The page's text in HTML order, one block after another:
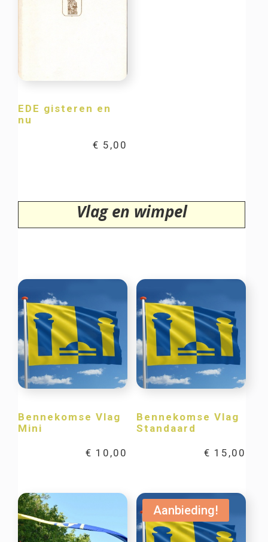
EDE gisteren en
nu
€ 5,00
Vlag en wimpel
Bennekomse Vlag
Mini
€ 10,00
Bennekomse Vlag
Standaard
€ 15,00
Aanbieding!